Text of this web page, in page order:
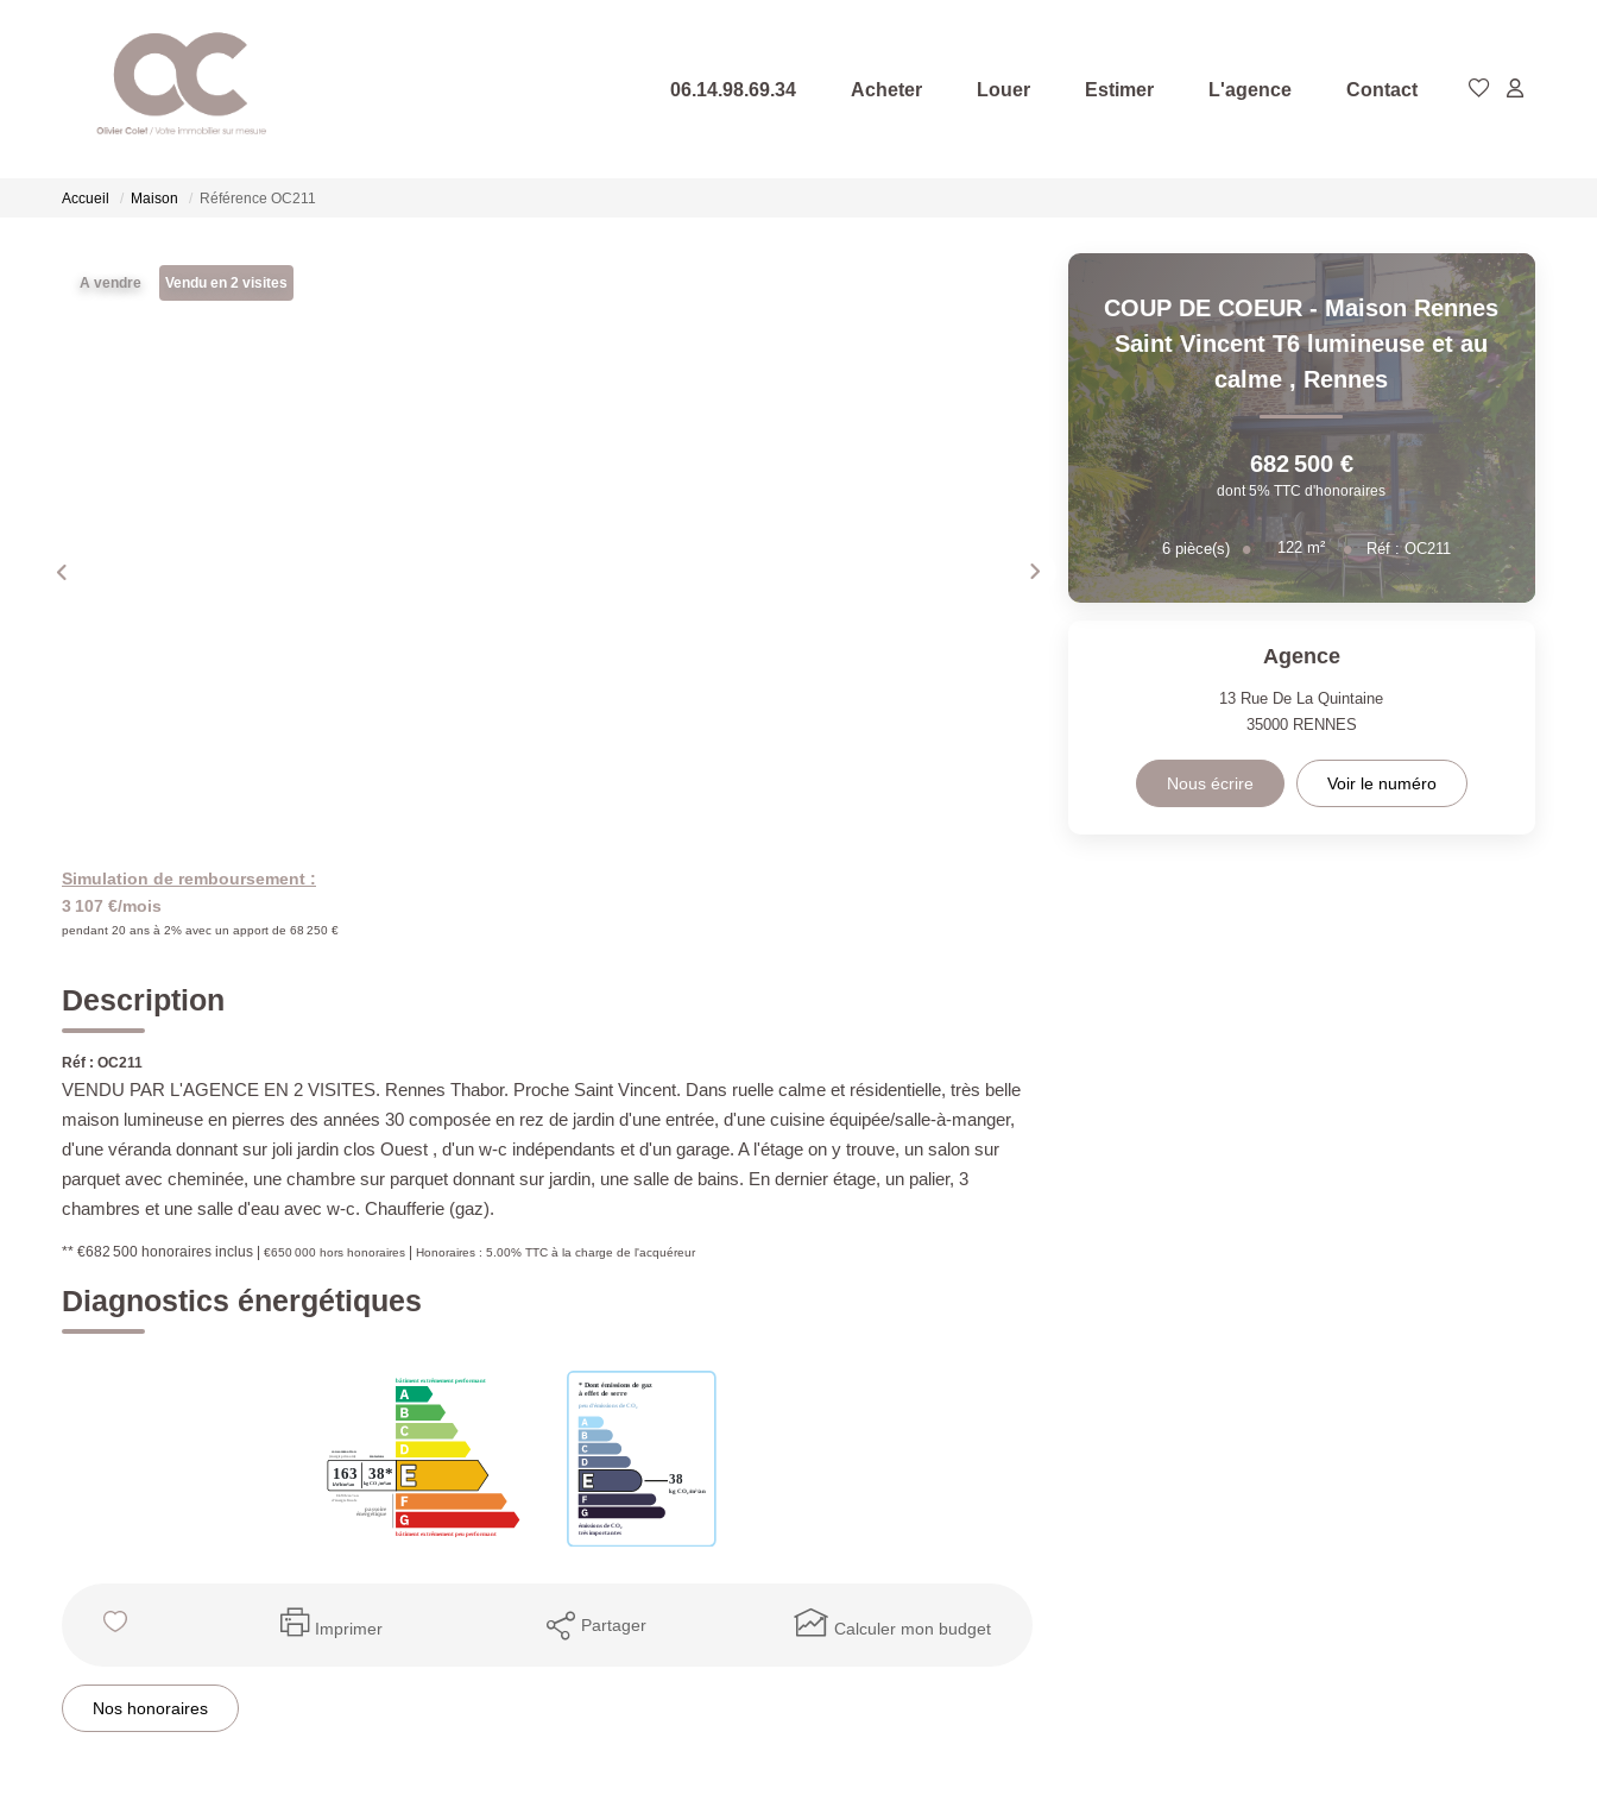
06.14.98.69.34 Acheter Louer Estimer L'agence Contact
Accueil Maison Référence OC211
A vendre Vendu en 2 visites
Simulation de remboursement :
3 107 €/mois
pendant 20 ans à 2% avec un apport de 68 250 €
Description
Réf : OC211
VENDU PAR L'AGENCE EN 2 VISITES. Rennes Thabor. Proche Saint Vincent. Dans ruelle calme et résidentielle, très belle
maison lumineuse en pierres des années 30 composée en rez de jardin d'une entrée, d'une cuisine équipée/salle-à-manger,
d'une véranda donnant sur joli jardin clos Ouest , d'un w-c indépendants et d'un garage. A l'étage on y trouve, un salon sur
parquet avec cheminée, une chambre sur parquet donnant sur jardin, une salle de bains. En dernier étage, un palier, 3
chambres et une salle d'eau avec w-c. Chaufferie (gaz).
** €682 500 honoraires inclus €650 000 hors honoraires Honoraires : 5.00% TTC à la charge de l'acquéreur
Diagnostics énergétiques
Imprimer Partager Calculer mon budget
Nos honoraires
COUP DE COEUR - Maison Rennes
Saint Vincent T6 lumineuse et au
calme, Rennes
682 500 €
dont 5% TTC d'honoraires
6 pièce(s) 122 m² Réf :OC211
Agence
13 Rue De La Quintaine
35000 RENNES
Nous écrire Voir le numéro